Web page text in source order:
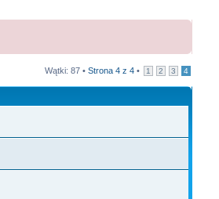
Wątki: 87 •Strona4 z4 • 1 2 3 4